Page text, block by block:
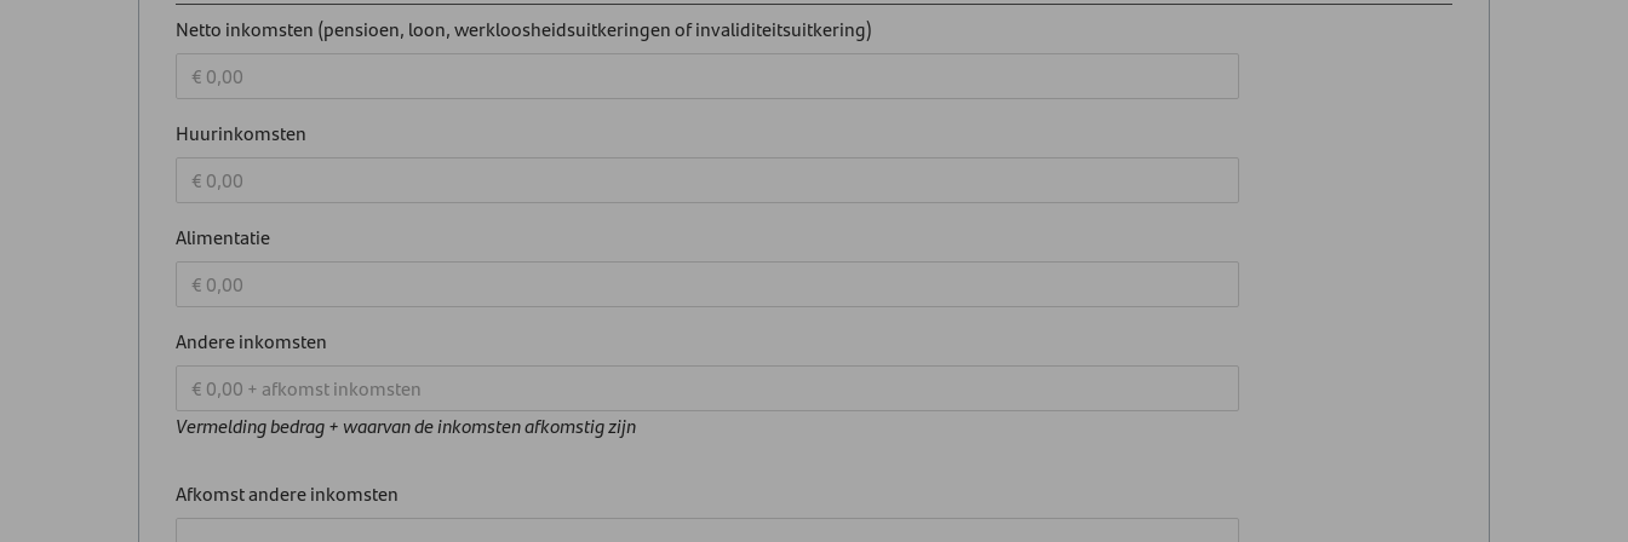
Netto inkomsten (pensioen, loon, werkloosheidsuitkeringen of invaliditeitsuitkering)
Huurinkomsten
Alimentatie
Andere inkomsten
Vermelding bedrag + waarvan de inkomsten afkomstig zijn
Afkomst andere inkomsten